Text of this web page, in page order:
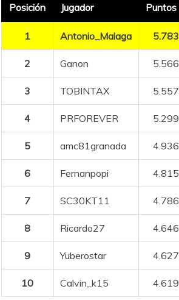
Posición Jugador Puntos
1 Antonio_Malaga 5.783
2 Ganon 5.566
3 TOBINTAX 5.557
4 PRFOREVER 5.299
5 amc81granada 4.936
6 Fernanpopi 4.815
7 SC30KT11 4.786
8 Ricardo27 4.646
9 Yuberostar 4.627
10 Calvin_k15 4.619